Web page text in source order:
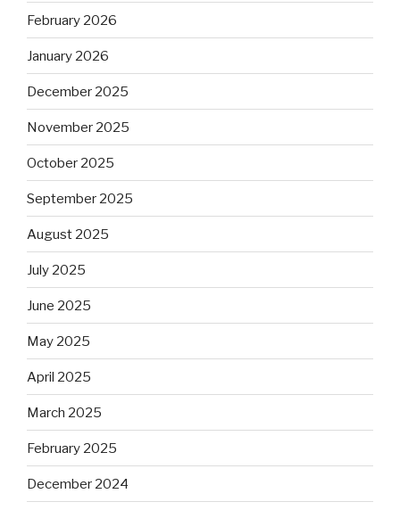
February 2026
January 2026
December 2025
November 2025
October 2025
September 2025
August 2025
July 2025
June 2025
May 2025
April 2025
March 2025
February 2025
December 2024